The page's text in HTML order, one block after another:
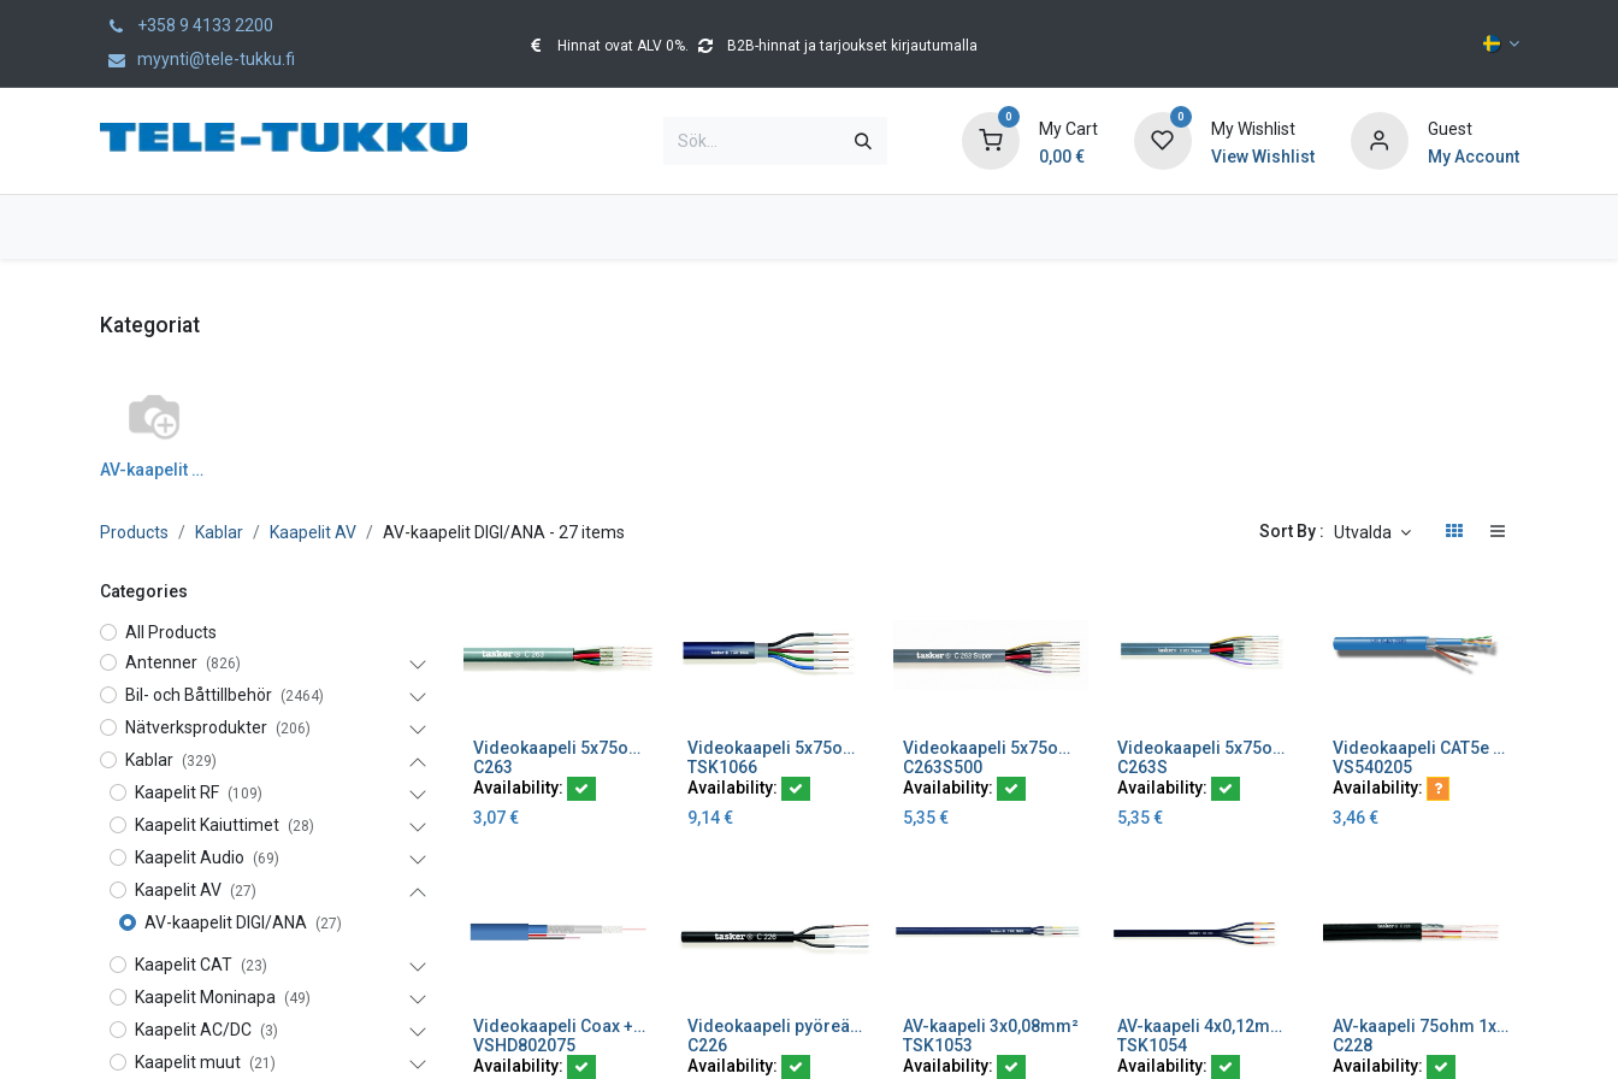
+358 9 4133 2200
myynti@tele-tukku.fi
Hinnat ovat ALV 0%. B2B-hinnat ja tarjoukset kirjautumalla
0
My Cart
0,00€
0
My Wishlist
View Wishlist
Guest
My Account
Kategoriat
AV-kaapelit DIGI/ANA
Products Kablar Kaapelit AV AV-kaapelit DIGI/ANA - 27 items Sort By : Utvalda
Categories
All Products
Antenner
(826)
Bil- och Båttillbehör (2464)
Nätverksprodukter (206)
Kablar (329)
Kaapelit RF (109)
Kaapelit Kaiuttimet (28)
Kaapelit Audio (69)
Kaapelit AV (27)
AV-kaapelit DIGI/ANA (27)
Kaapelit CAT (23)
Kaapelit Moninapa (49)
Kaapelit AC/DC (3)
Kaapelit muut (21)
Add to Cart
Videokaapeli 5x75ohm RGB liitin 5013179 POISTOHINTA
C263
Availability:
3,07€
Add to Cart
Videokaapeli 5x75ohm ø14,7mm²
TSK1066
Availability:
9,14€
Add to Cart
Videokaapeli 5x75ohm+4x0,22 500m liitin 5013179
C263S500
Availability:
5,35€
Add to Cart
Videokaapeli 5x75ohm+4x0,22 liitin 5013179
C263S
Availability:
5,35€
Add to Cart
Videokaapeli CAT5e + 2x0,5 sininen LSZH/Eca
VS540205
Availability:
3,46€
Add to Cart
Videokaapeli Coax +2x0,75 sinin RG59 LSZH/Eca kamera BNC39C
VSHD802075
Availability:
Add to Cart
Videokaapeli pyöreä ø6,6mm² 1x75ohm+2x0,50
C226
Availability:
Add to Cart
AV-kaapeli 3x0,08mm²
TSK1053
Availability:
Add to Cart
AV-kaapeli 4x0,12mm² litteä
TSK1054
Availability:
Add to Cart
AV-kaapeli 75ohm 1x75ohm+2x0,14 litteä, ulkomitta 3,4x10,4
C228
Availability: